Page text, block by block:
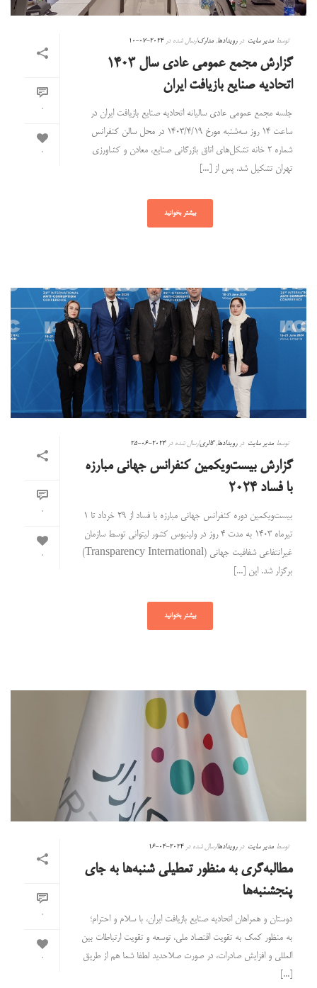
0
0
توسط مدیر سایت دررویدادها, مدارکارسال شده در2024-07-10
گزارش مجمع عمومی عادی سال ۱۴۰۳
اتحادیه صنایع بازیافت ایران
جلسه مجمع عمومی عادی سالیانه اتحادیه صنایع بازیافت ایران در
ساعت ۱۴ روز سه‌شنبه مورخ ۱۴۰۳/۴/۱۹ در محل سالن کنفرانس
شماره ۲ خانه تشکل‌های اتاق بازرگانی صنایع، معادن و کشاورزی
تهران تشکیل شد. پس از [...]
بیشتر بخوانید
0
0
توسط مدیر سایت دررویدادها,گالریارسال شده در2024-06-25
گزارش بیست‌ویکمین کنفرانس جهانی مبارزه
با فساد ۲۰۲۴
بیست‌ویکمین دوره کنفرانس جهانی مبارزه با فساد از ۲۹ خرداد تا ۱
تیرماه ۱۴۰۳ به مدت ۴ روز در ولینیوس کشور لیتوانی توسط سازمان
غیرانتفاعی شفافیت جهانی (Transparency International)
برگزار شد. این [...]
بیشتر بخوانید
0
0
توسط مدیر سایت دررویدادهاارسال شده در2024-04-16
مطالبه‌گری به منظور تعطیلی شنبه‌ها به جای
پنجشنبه‌ها
دوستان و همراهان اتحادیه صنایع بازیافت ایران، با سلام‌ و احترام؛
به منظور کمک به تقویت اقتصاد ملی، توسعه و تقویت ارتباطات بین
المللی و افزایش صادرات، در صورت صلاحدید لطفا شما هم از طریق
[...]